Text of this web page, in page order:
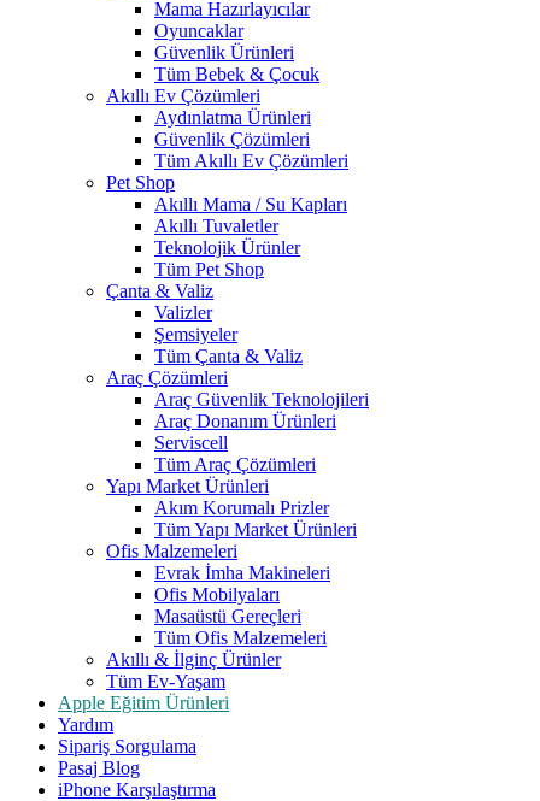
Mama Hazırlayıcılar
Oyuncaklar
Güvenlik Ürünleri
Tüm Bebek & Çocuk
Akıllı Ev Çözümleri
Aydınlatma Ürünleri
Güvenlik Çözümleri
Tüm Akıllı Ev Çözümleri
Pet Shop
Akıllı Mama / Su Kapları
Akıllı Tuvaletler
Teknolojik Ürünler
Tüm Pet Shop
Çanta & Valiz
Valizler
Şemsiyeler
Tüm Çanta & Valiz
Araç Çözümleri
Araç Güvenlik Teknolojileri
Araç Donanım Ürünleri
Serviscell
Tüm Araç Çözümleri
Yapı Market Ürünleri
Akım Korumalı Prizler
Tüm Yapı Market Ürünleri
Ofis Malzemeleri
Evrak İmha Makineleri
Ofis Mobilyaları
Masaüstü Gereçleri
Tüm Ofis Malzemeleri
Akıllı & İlginç Ürünler
Tüm Ev-Yaşam
Apple Eğitim Ürünleri
Yardım
Sipariş Sorgulama
Pasaj Blog
iPhone Karşılaştırma